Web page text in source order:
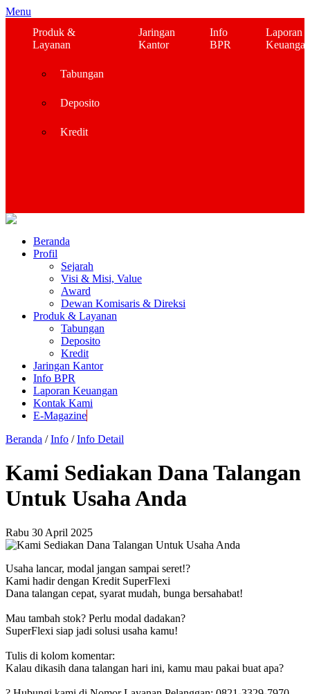
Menu
Produk &
Layanan
Tabungan
Deposito
Kredit
Jaringan
Kantor
Info
BPR
Laporan
Keuangan
Beranda
Profil
Sejarah
Visi & Misi, Value
Award
Dewan Komisaris & Direksi
Produk & Layanan
Tabungan
Deposito
Kredit
Jaringan Kantor
Info BPR
Laporan Keuangan
Kontak Kami
E-Magazine
Beranda /Info /Info Detail
Kami Sediakan Dana Talangan
Untuk Usaha Anda
Rabu 30 April 2025
Usaha lancar, modal jangan sampai seret!?
Kami hadir dengan Kredit SuperFlexi
Dana talangan cepat, syarat mudah, bunga bersahabat!
Mau tambah stok? Perlu modal dadakan?
SuperFlexi siap jadi solusi usaha kamu!
Tulis di kolom komentar:
Kalau dikasih dana talangan hari ini, kamu mau pakai buat apa?